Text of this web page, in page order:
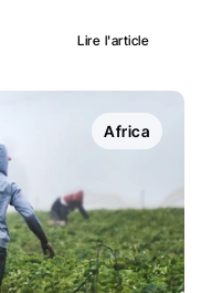
Lire l'article
Africa